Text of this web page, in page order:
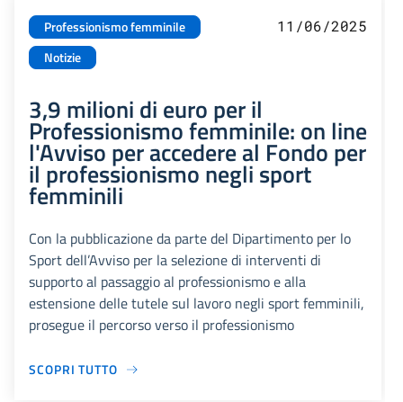
Professionismo femminile
Notizie
11/06/2025
3,9 milioni di euro per il
Professionismo femminile: on line
l'Avviso per accedere al Fondo per
il professionismo negli sport
femminili
Con la pubblicazione da parte del Dipartimento per lo
Sport dell’Avviso per la selezione di interventi di
supporto al passaggio al professionismo e alla
estensione delle tutele sul lavoro negli sport femminili,
prosegue il percorso verso il professionismo
SCOPRI TUTTO